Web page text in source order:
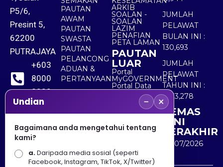
P5/6,
Presint 5,
62200
PUTRAJAYA
+603
8000
8000
+603
8891
7100
PAUTAN
AWAM
PAUTAN
SWASTA
PAUTAN
PELANCONG
ADUAN &
PERTANYAAN
ARKIB
SOALAN -
SOALAN
LAZIM
PENAFIAN
PETA LAMAN
PAUTAN
LUAR
Portal
MyGOVERNMENT
Portal Data
Terbuka
Sektor Awam
JUMLAH
PELAWAT
BULAN INI :
130,693
JUMLAH
PELAWAT
TAHUN INI :
5,533,278
KEMAS
KINI
TERAKHIR
30/07/2026
Undian − ×
Bagaimana anda mengetahui tentang
kami?
a.Daripada media sosial (seperti
Facebook, Instagram, TikTok, X/Twitter)